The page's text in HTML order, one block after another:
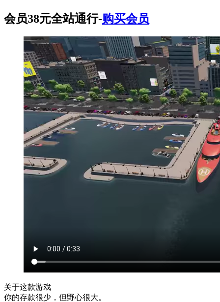
会员38元全站通行-购买会员
关于这款游戏
你的存款很少，但野心很大。